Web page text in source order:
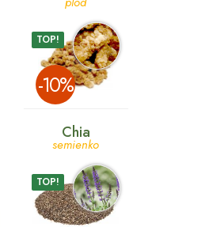
TOP!
­-10%
Chia
semienko
TOP!